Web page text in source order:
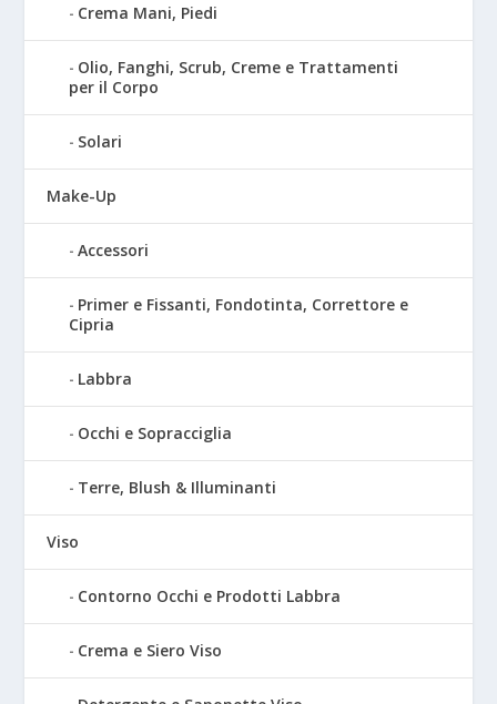
Crema Mani, Piedi
Olio, Fanghi, Scrub, Creme e Trattamenti
per il Corpo
Solari
Make-Up
Accessori
Primer e Fissanti, Fondotinta, Correttore e
Cipria
Labbra
Occhi e Sopracciglia
Terre, Blush & Illuminanti
Viso
Contorno Occhi e Prodotti Labbra
Crema e Siero Viso